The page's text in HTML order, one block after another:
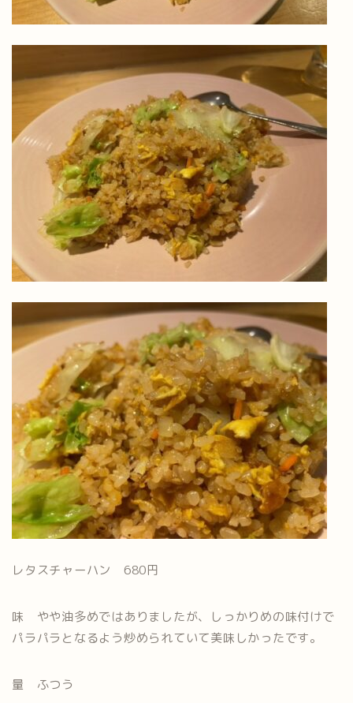
レタスチャーハン 680円
味 やや油多めではありましたが、しっかりめの味付けで
パラパラとなるよう炒められていて美味しかったです。
量 ふつう